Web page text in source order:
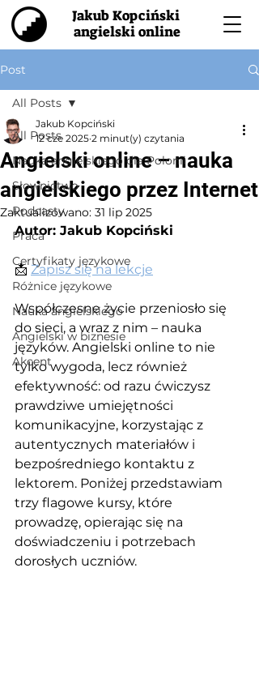
Jakub Kopciński
angielski online
Post
All Posts
Nauka angielskiego dla Polonii
Słownictwo
Podcasty
Praca
Certyfikaty językowe
Różnice językowe
Nauka angielskiego
Angielski w biznesie
Akcent
All Posts
Angielski online – nauka
angielskiego przez Internet
Jakub Kopciński
12 cze 2025 2 minut(y) czytania
Zaktualizowano: 31 lip 2025
Autor: Jakub Kopciński
📩 Zapisz się na lekcje
Współczesne życie przeniosło się
do sieci, a wraz z nim – nauka
języków. Angielski online to nie
tylko wygoda, lecz również
efektywność: od razu ćwiczysz
prawdziwe umiejętności
komunikacyjne, korzystając z
autentycznych materiałów i
bezpośredniego kontaktu z
lektorem. Poniżej przedstawiam
trzy flagowe kursy, które
prowadzę, opierając się na
doświadczeniu i potrzebach
dorosłych uczniów.